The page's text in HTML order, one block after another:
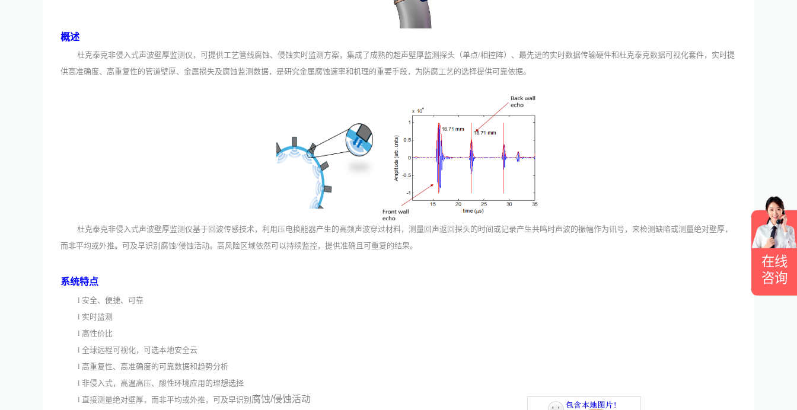
概述
杜克泰克非侵入式声波壁厚监测仪，可提供工艺管线腐蚀、侵蚀实时监测方案，集成了成熟的超声壁厚监测探头（单点/相控阵）、最先进的实时数据传输硬件和杜克泰克数据可视化套件，实时提
供高准确度、高重复性的管道壁厚、金属损失及腐蚀监测数据，是研究金属腐蚀速率和机理的重要手段，为防腐工艺的选择提供可靠依据。
杜克泰克非侵入式声波壁厚监测仪基于回波传感技术，利用压电换能器产生的高频声波穿过材料，测量回声返回探头的时间或记录产生共鸣时声波的振幅作为讯号，来检测缺陷或测量绝对壁厚，
而非平均或外推。可及早识别腐蚀/侵蚀活动。高风险区域依然可以持续监控，提供准确且可重复的结果。
系统特点
l 安全、便捷、可靠
l 实时监测
l 高性价比
l 全球远程可视化，可选本地安全云
l 高重复性、高准确度的可靠数据和趋势分析
l 非侵入式，高温高压、酸性环境应用的理想选择
l 直接测量绝对壁厚，而非平均或外推，可及早识别 腐蚀/侵蚀活动
在线
咨询